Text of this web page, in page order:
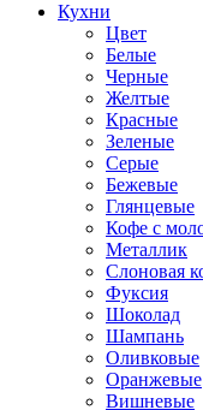
Кухни
Цвет
Белые
Черные
Желтые
Красные
Зеленые
Серые
Бежевые
Глянцевые
Кофе с
Металлик
Слоновая
Фуксия
Шоколад
Шампань
Оливковые
Оранжевые
Вишневые